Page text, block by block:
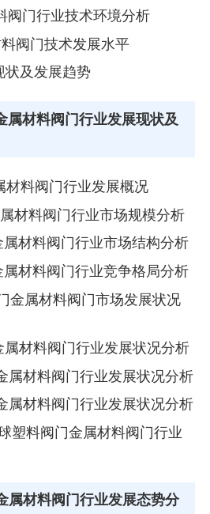
阀门行业技术环境分析
阀门技术发展水平
状及发展趋势
属材料阀门行业发展现状及
材料阀门行业发展概况
材料阀门行业市场规模分析
材料阀门行业市场结构分析
材料阀门行业竞争格局分析
金属材料阀门市场发展状况
属材料阀门行业发展状况分析
属材料阀门行业发展状况分析
属材料阀门行业发展状况分析
塑料阀门金属材料阀门行业
属材料阀门行业发展态势分